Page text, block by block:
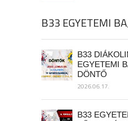
B33 EGYETEMI
B33
EGYETEMI
DÖNTŐ
2026.06.17.
B33